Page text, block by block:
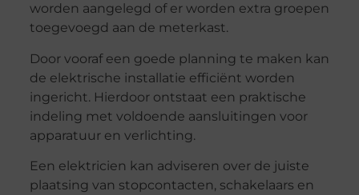
worden aangelegd of er worden extra groepen
toegevoegd aan de meterkast.
Door vooraf een goede planning te maken kan
de elektrische installatie efficiënt worden
ingericht. Hierdoor ontstaat een praktische
indeling met voldoende aansluitingen voor
apparatuur en verlichting.
Een elektricien kan adviseren over de juiste
plaatsing van stopcontacten, schakelaars en